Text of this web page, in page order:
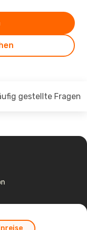
gestellte Fragen